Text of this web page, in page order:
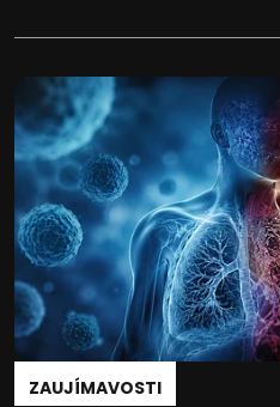
ZAUJÍMAVOSTI
Výkon
Funkčné
Reklama